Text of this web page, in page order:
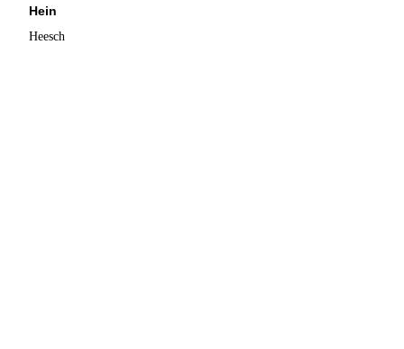
Hein
Heesch